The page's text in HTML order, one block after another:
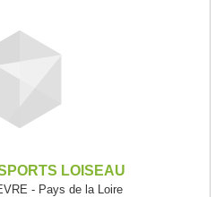
LOISEAU
- Pays de la Loire